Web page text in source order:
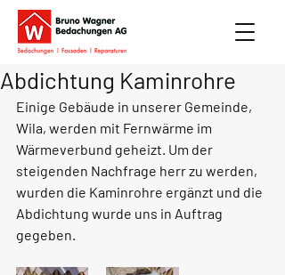
Abdichtung Kaminrohre
Einige Gebäude in unserer Gemeinde,
Wila, werden mit Fernwärme im
Wärmeverbund geheizt. Um der
steigenden Nachfrage herr zu werden,
wurden die Kaminrohre ergänzt und die
Abdichtung wurde uns in Auftrag
gegeben.